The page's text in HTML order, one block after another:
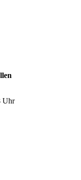
Uhr